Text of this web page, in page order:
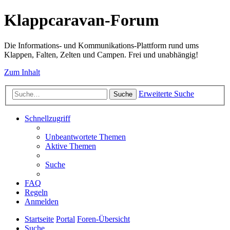
Klappcaravan-Forum
Die Informations- und Kommunikations-Plattform rund ums
Klappen, Falten, Zelten und Campen. Frei und unabhängig!
Zum Inhalt
Suche Erweiterte Suche
Schnellzugriff
Unbeantwortete Themen
Aktive Themen
Suche
FAQ
Regeln
Anmelden
Startseite Portal Foren-Übersicht